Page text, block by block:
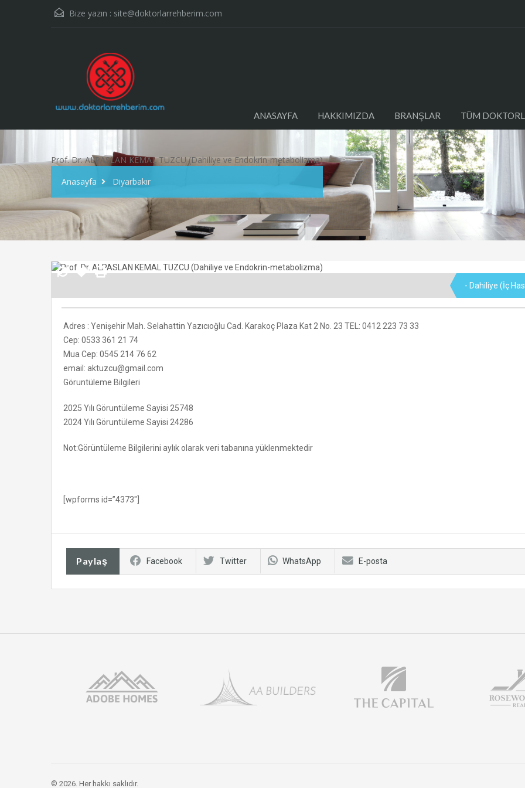
Bize yazın : site@doktorlarrehberim.com
ANASAYFA HAKKIMIZDA BRANŞLAR TÜM
Prof. Dr. ALPASLAN KEMAL TUZCU (Dahiliye ve Endokrin-metabolizma)
Anasayfa
Diyarbakır
- Dahiliye (İç
Adres : Yenişehir Mah. Selahattin Yazıcıoğlu Cad. Karakoç Plaza Kat 2 No. 23 TEL: 0412 223 73 33
Cep: 0533 361 21 74
Mua Cep: 0545 214 76 62
email: aktuzcu@gmail.com
Göruntüleme Bilgileri
2025 Yılı Göruntüleme Sayisi 25748
2024 Yılı Göruntüleme Sayisi 24286
Not:Görüntüleme Bilgilerini aylık olarak veri tabanına yüklenmektedir
[wpforms id=”4373″]
Paylaş Facebook Twitter WhatsApp E-posta
© 2026. Her hakkı saklıdır.